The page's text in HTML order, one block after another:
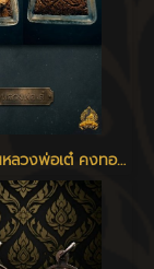
พระรูปเหมือนหลวงพ่อเต๋ คงทอง รุ่นแรก พิมพ์ใหญ่ เนื้อว่าน 108 วัดสามง่าม นครปฐม ปี 2507